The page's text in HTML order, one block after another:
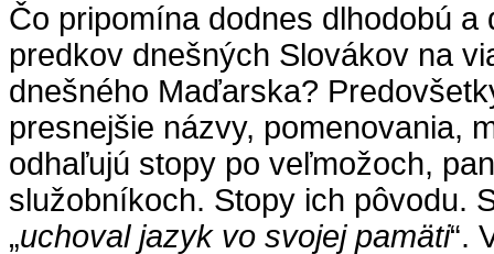
Čo pripomína dodnes dlhodobú
predkov dnešných Slovákov na
dnešného Maďarska?
presnejšie názvy, pomenovania,
odhaľujú stopy po veľmožoch,
služobníkoch. Stopy ich pôvodu.
„uchoval jazyk vo svojej pamäti“.